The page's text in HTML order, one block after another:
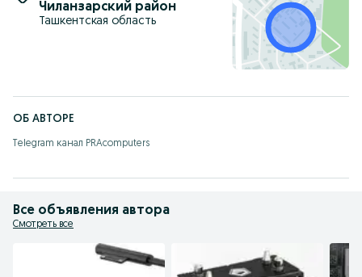
Чиланзарский район
Ташкентская область
ОБ АВТОРЕ
Telegram канал PRAcomputers
Все объявления автора
Смотреть все